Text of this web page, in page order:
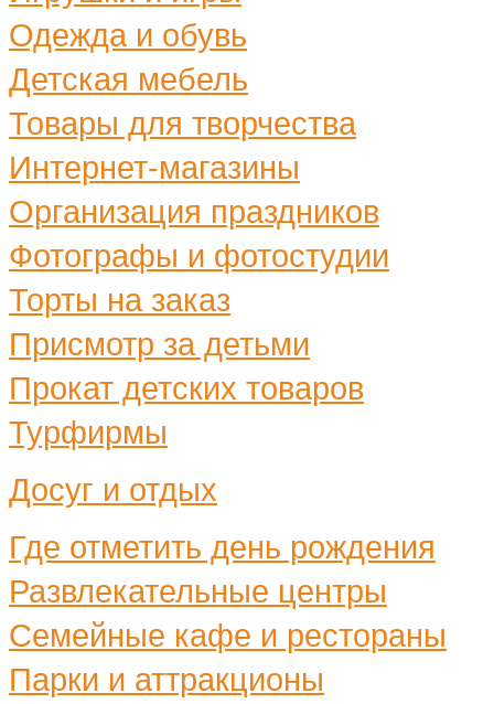
Одежда и обувь
Детская мебель
Товары для творчества
Интернет-магазины
Организация праздников
Фотографы и фотостудии
Торты на заказ
Присмотр за детьми
Прокат детских товаров
Турфирмы
Досуг и отдых
Где отметить день рождения
Развлекательные центры
Семейные кафе и рестораны
Парки и аттракционы